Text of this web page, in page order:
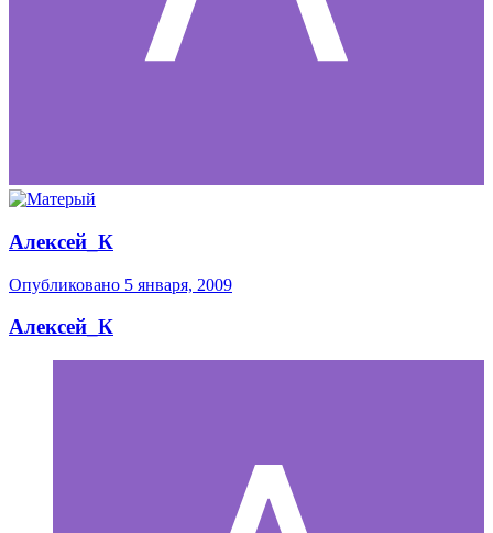
Алексей_К
Опубликовано 5 января, 2009
Алексей_К